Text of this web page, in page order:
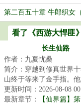
第二百五十章 牛郎织女
看了《西游大悍匪
长生仙路
作者：九夏忧桑
简介：穿越到修真世界
山终于等来了金手指。
现了自己有强化的能力。
法，丹药，法宝...
更新时间：2026-08-08
最新章节：
【仙界篇】